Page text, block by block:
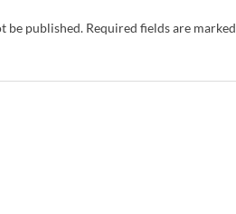
be published. Required fields are marked